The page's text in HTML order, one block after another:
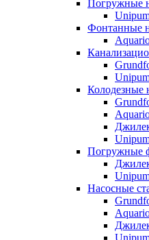
Погружные
Фонтанные
Колодезные
Погружные
Насосные